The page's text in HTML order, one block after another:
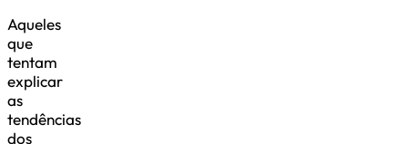
Aqueles
que
tentam
explicar
as
tendências
dos